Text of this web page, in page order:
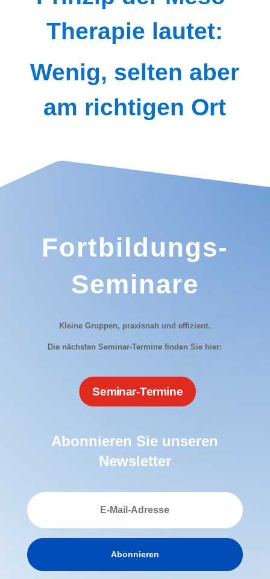
Therapie lautet:
Wenig, selten aber
am richtigen Ort
Fortbildungs-
Seminare
Kleine Gruppen, praxisnah und effizient.
Die nächsten Seminar-Termine finden Sie hier:
Seminar-Termine
Abonnieren Sie unseren
Newsletter
Abonnieren